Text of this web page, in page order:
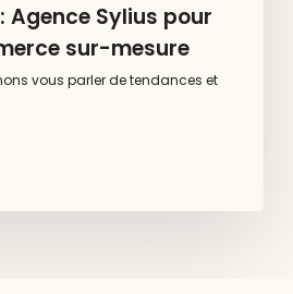
Agence Sylius pour
sur-mesure
vous parler de tendances et